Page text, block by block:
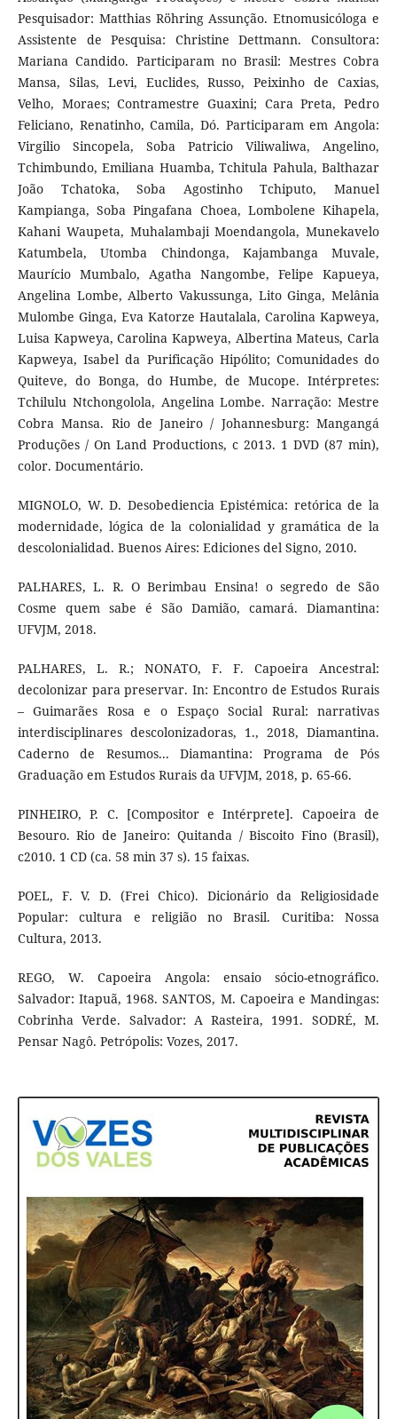
Pesquisador: Matthias Rӧhring Assunção. Etnomusicóloga e
Assistente de Pesquisa: Christine Dettmann. Consultora:
Mariana Candido. Participaram no Brasil: Mestres Cobra
Mansa, Silas, Levi, Euclides, Russo, Peixinho de Caxias,
Velho, Moraes; Contramestre Guaxini; Cara Preta, Pedro
Feliciano, Renatinho, Camila, Dó. Participaram em Angola:
Virgilio Sincopela, Soba Patricio Viliwaliwa, Angelino,
Tchimbundo, Emiliana Huamba, Tchitula Pahula, Balthazar
João Tchatoka, Soba Agostinho Tchiputo, Manuel
Kampianga, Soba Pingafana Choea, Lombolene Kihapela,
Kahani Waupeta, Muhalambaji Moendangola, Munekavelo
Katumbela, Utomba Chindonga, Kajambanga Muvale,
Maurício Mumbalo, Agatha Nangombe, Felipe Kapueya,
Angelina Lombe, Alberto Vakussunga, Lito Ginga, Melânia
Mulombe Ginga, Eva Katorze Hautalala, Carolina Kapweya,
Luisa Kapweya, Carolina Kapweya, Albertina Mateus, Carla
Kapweya, Isabel da Purificação Hipólito; Comunidades do
Quiteve, do Bonga, do Humbe, de Mucope. Intérpretes:
Tchilulu Ntchongolola, Angelina Lombe. Narração: Mestre
Cobra Mansa. Rio de Janeiro / Johannesburg: Mangangá
Produções / On Land Productions, c 2013. 1 DVD (87 min),
color. Documentário.
MIGNOLO, W. D. Desobediencia Epistémica: retórica de la
modernidade, lógica de la colonialidad y gramática de la
descolonialidad. Buenos Aires: Ediciones del Signo, 2010.
PALHARES, L. R. O Berimbau Ensina! o segredo de São
Cosme quem sabe é São Damião, camará. Diamantina:
UFVJM, 2018.
PALHARES, L. R.; NONATO, F. F. Capoeira Ancestral:
decolonizar para preservar. In: Encontro de Estudos Rurais
– Guimarães Rosa e o Espaço Social Rural: narrativas
interdisciplinares descolonizadoras, 1., 2018, Diamantina.
Caderno de Resumos... Diamantina: Programa de Pós
Graduação em Estudos Rurais da UFVJM, 2018, p. 65-66.
PINHEIRO, P. C. [Compositor e Intérprete]. Capoeira de
Besouro. Rio de Janeiro: Quitanda / Biscoito Fino (Brasil),
c2010. 1 CD (ca. 58 min 37 s). 15 faixas.
POEL, F. V. D. (Frei Chico). Dicionário da Religiosidade
Popular: cultura e religião no Brasil. Curitiba: Nossa
Cultura, 2013.
REGO, W. Capoeira Angola: ensaio sócio-etnográfico.
Salvador: Itapuã, 1968. SANTOS, M. Capoeira e Mandingas:
Cobrinha Verde. Salvador: A Rasteira, 1991. SODRÉ, M.
Pensar Nagô. Petrópolis: Vozes, 2017.